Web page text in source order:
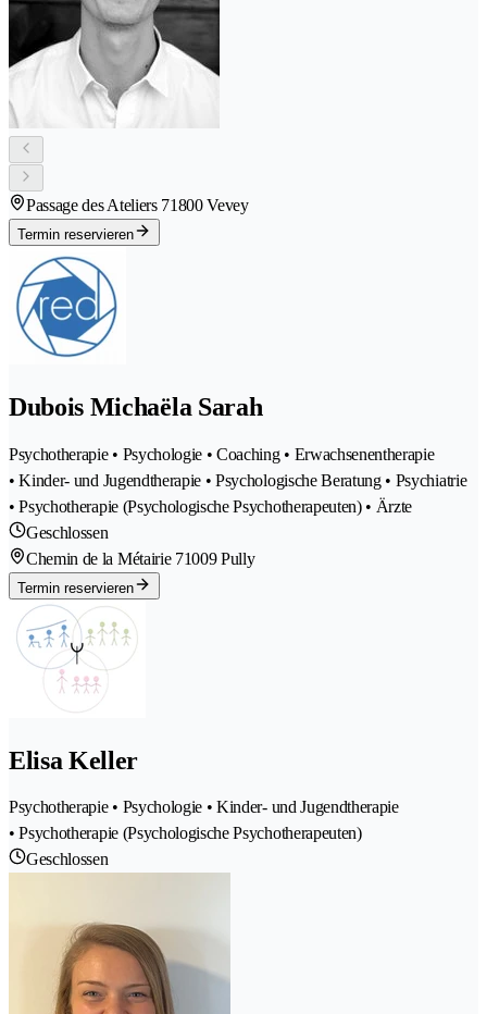
Passage des Ateliers 71800 Vevey
Termin reservieren
Dubois Michaëla Sarah
Psychotherapie • Psychologie • Coaching • Erwachsenentherapie
• Kinder- und Jugendtherapie • Psychologische Beratung • Psychiatrie
• Psychotherapie (Psychologische Psychotherapeuten) • Ärzte
Geschlossen
Chemin de la Métairie 71009 Pully
Termin reservieren
Elisa Keller
Psychotherapie • Psychologie • Kinder- und Jugendtherapie
• Psychotherapie (Psychologische Psychotherapeuten)
Geschlossen